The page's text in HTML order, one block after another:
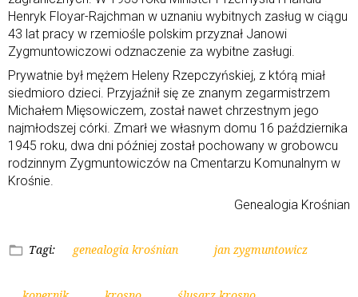
Henryk Floyar-Rajchman w uznaniu wybitnych zasług w ciągu
43 lat pracy w rzemiośle polskim przyznał Janowi
Zygmuntowiczowi odznaczenie za wybitne zasługi.
Prywatnie był mężem Heleny Rzepczyńskiej, z którą miał
siedmioro dzieci. Przyjaźnił się ze znanym zegarmistrzem
Michałem Mięsowiczem, został nawet chrzestnym jego
najmłodszej córki. Zmarł we własnym domu 16 października
1945 roku, dwa dni później został pochowany w grobowcu
rodzinnym Zygmuntowiczów na Cmentarzu Komunalnym w
Krośnie.
Genealogia Krośnian
Tagi: genealogia krośnian jan zygmuntowicz